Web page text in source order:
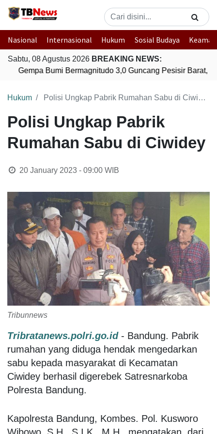
Nasional Internasional Hukum Sosial Budaya
Sabtu, 08 Agustus 2026 BREAKING NEWS:
Gempa Bumi Bermagnitudo 3,0 Guncang Pesisir Barat,
Hukum Polisi Ungkap Pabrik Rumahan Sabu di Ciwidey
Polisi Ungkap Pabrik
Rumahan Sabu di Ciwidey
20 January 2023 - 09:00WIB
Tribunnews
Tribratanews.polri.go.id - Bandung. Pabrik
rumahan yang diduga hendak mengedarkan
sabu kepada masyarakat di Kecamatan
Ciwidey berhasil digerebek Satresnarkoba
Polresta Bandung.
Kapolresta Bandung, Kombes. Pol. Kusworo